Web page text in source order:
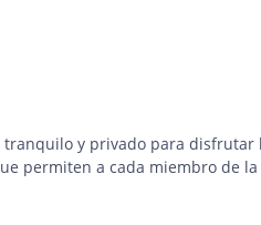
tranquilo y privado para disfrutar
permiten a cada miembro de la